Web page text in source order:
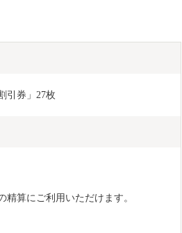
引券」27枚
算にご利用いただけます。